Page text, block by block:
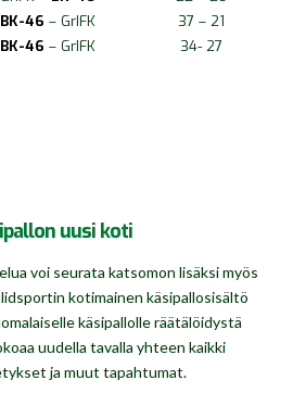
BK-46 – GrIFK
37 – 21
BK-46 – GrIFK 34- 27
uusi koti
voi seurata katsomon lisäksi myös
kotimainen käsipallosisältö
käsipallolle räätälöidystä
uudella tavalla yhteen kaikki
ja muut tapahtumat.